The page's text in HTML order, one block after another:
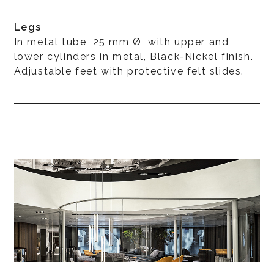
Legs
In metal tube, 25 mm Ø, with upper and
lower cylinders in metal, Black-Nickel finish.
Adjustable feet with protective felt slides.